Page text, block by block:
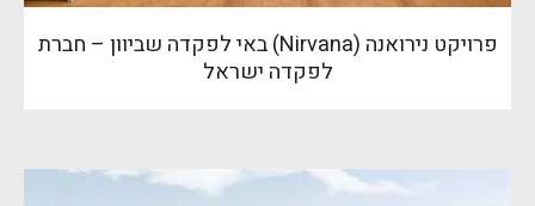
פרויקט נירואנה (Nirvana) באי לפקדה שביוון – חברת
לפקדה ישראל